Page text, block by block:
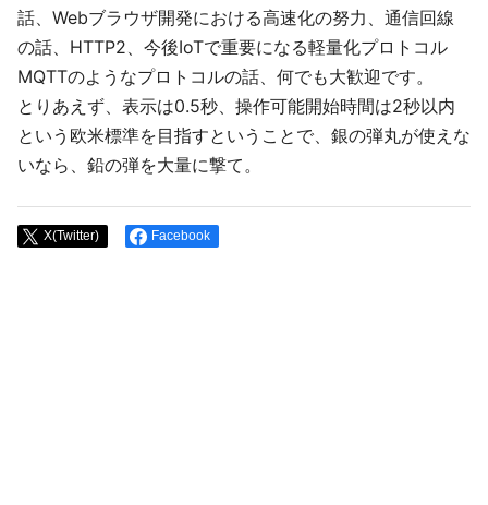
話、Webブラウザ開発における高速化の努力、通信回線
の話、HTTP2、今後IoTで重要になる軽量化プロトコル
MQTTのようなプロトコルの話、何でも大歓迎です。
とりあえず、表示は0.5秒、操作可能開始時間は2秒以内
という欧米標準を目指すということで、銀の弾丸が使えな
いなら、鉛の弾を大量に撃て。
X(Twitter) Facebook